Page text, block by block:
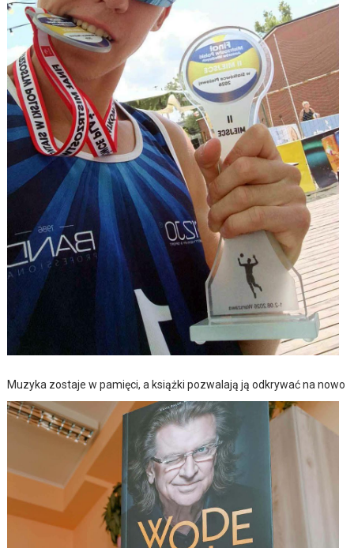
Muzyka zostaje w pamięci, a książki pozwalają ją odkrywać na nowo